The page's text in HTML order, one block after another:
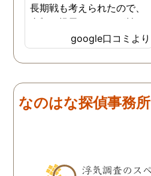
長期戦も考えられたので、
金額を提示されそれが払え
ないとそもそも相談もでき
ない状態でした。 そんな中
ダメ元で同じ相談をした
してくださり、そして私が
持ってる情報から的確にア
を予想しながら調査してく
google口コミより
なのはな探偵事務所